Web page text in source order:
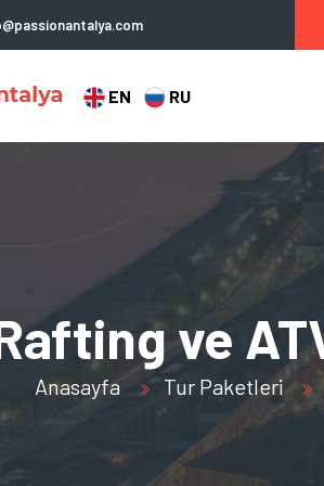
EN RU
ve
Anasayfa Tur Paketleri